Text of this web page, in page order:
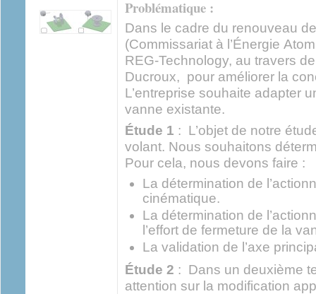
Problématique :
Dans le cadre du renouveau
(Commissariat à l’Énergie
REG-Technology, au travers
Ducroux, pour améliorer la
L’entreprise souhaite adapter
vanne existante.
Étude 1 : L’objet de notre
volant. Nous souhaitons
Pour cela, nous devons faire :
La détermination de
cinématique.
La détermination de
l’effort de fermeture de la
La validation de l’axe
Étude 2 : Dans un deuxième
attention sur la modification